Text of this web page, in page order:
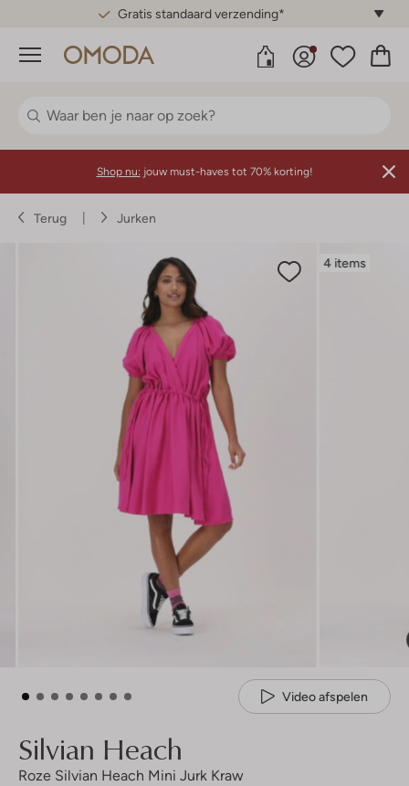
Gratis standaard verzending*
Menu
Shop nu: jouw must-haves tot 70% korting!
Terug Jurken
4 items
Video afspelen
Silvian Heach
Roze Silvian Heach Mini Jurk Kraw